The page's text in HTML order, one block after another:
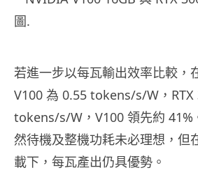
若進一步以每瓦輸出效率比較，
V100 為 0.55 tokens/s/W，RTX
tokens/s/W，V100 領先約 41%
然待機及整機功耗未必理想，但
載下，每瓦產出仍具優勢。